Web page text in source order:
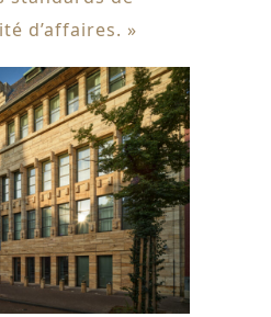
d’affaires. »